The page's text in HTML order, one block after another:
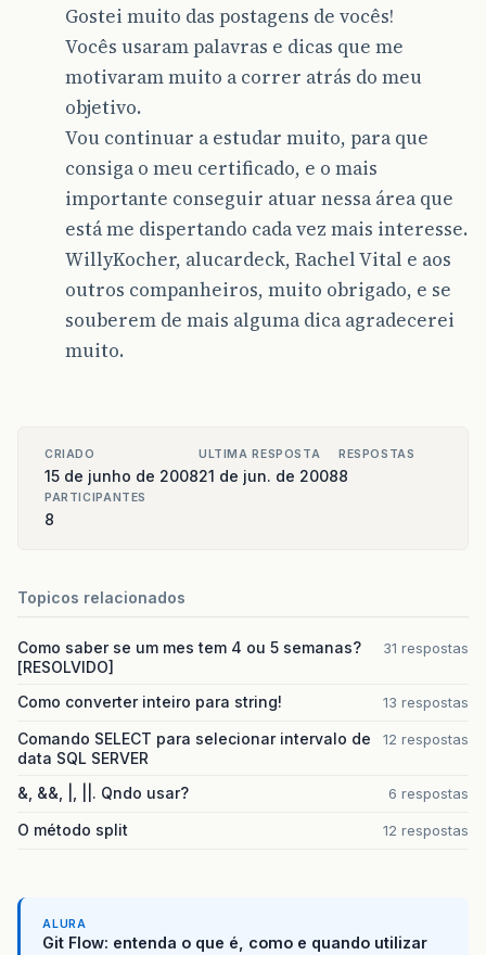
Gostei muito das postagens de vocês!
Vocês usaram palavras e dicas que me
motivaram muito a correr atrás do meu
objetivo.
Vou continuar a estudar muito, para que
consiga o meu certificado, e o mais
importante conseguir atuar nessa área que
está me dispertando cada vez mais interesse.
WillyKocher, alucardeck, Rachel Vital e aos
outros companheiros, muito obrigado, e se
souberem de mais alguma dica agradecerei
muito.
CRIADO
15 de junho de 2008
ULTIMA RESPOSTA
21 de jun. de 2008
RESPOSTAS
8
PARTICIPANTES
8
Topicos relacionados
Como saber se um mes tem 4 ou 5 semanas?
[RESOLVIDO]
31 respostas
Como converter inteiro para string! 13 respostas
Comando SELECT para selecionar intervalo de
data SQL SERVER
12 respostas
&, &&, |, ||. Qndo usar? 6 respostas
O método split 12 respostas
ALURA
Git Flow: entenda o que é, como e quando utilizar